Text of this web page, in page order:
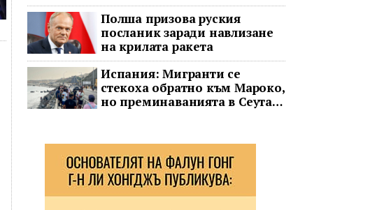
Полша призова руския
посланик заради навлизане
на крилата ракета
Испания: Мигранти се
стекоха обратно към Мароко,
но преминаванията в Сеута